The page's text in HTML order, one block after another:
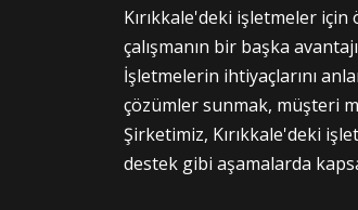
Kırıkkale'deki işletmeler
çalışmanın bir başka
İşletmelerin ihtiyaçlarını
çözümler sunmak, müşteri
Şirketimiz, Kırıkkale'deki
destek gibi aşamalarda